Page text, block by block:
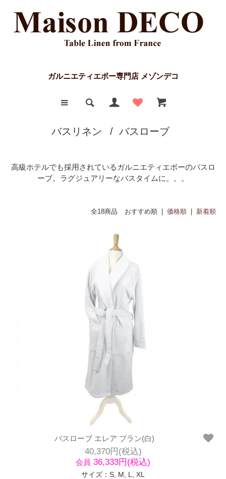
ガルニエティエボー専門店 メゾンデコ
バスリネン / バスローブ
高級ホテルでも採用されているガルニエティエボーのバスロ
ーブ。ラグジュアリーなバスタイムに。。。
全18商品 おすすめ順 | 価格順 新着順
バスローブ エレア ブラン(白)
40,370円(税込)
会員 36,333円(税込)
サイズ：S, M, L, XL